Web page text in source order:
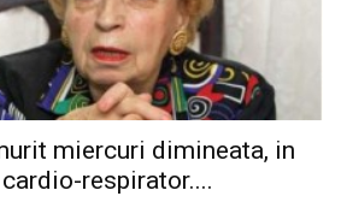
miercuri dimineata, in
respirator....